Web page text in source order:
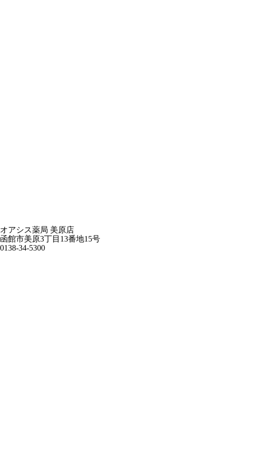
オアシス薬局 美原店
函館市美原3丁目13番地15号
0138-34-5300